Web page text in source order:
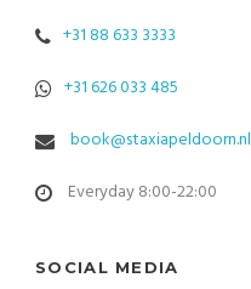
+31 88 633 3333
+31 626 033 485
book@staxiapeldoorn.nl
Everyday 8:00-22:00
SOCIAL MEDIA